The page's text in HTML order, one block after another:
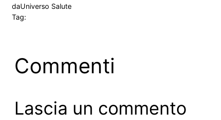
daUniverso Salute
Tag:
Commenti
Lascia un commento